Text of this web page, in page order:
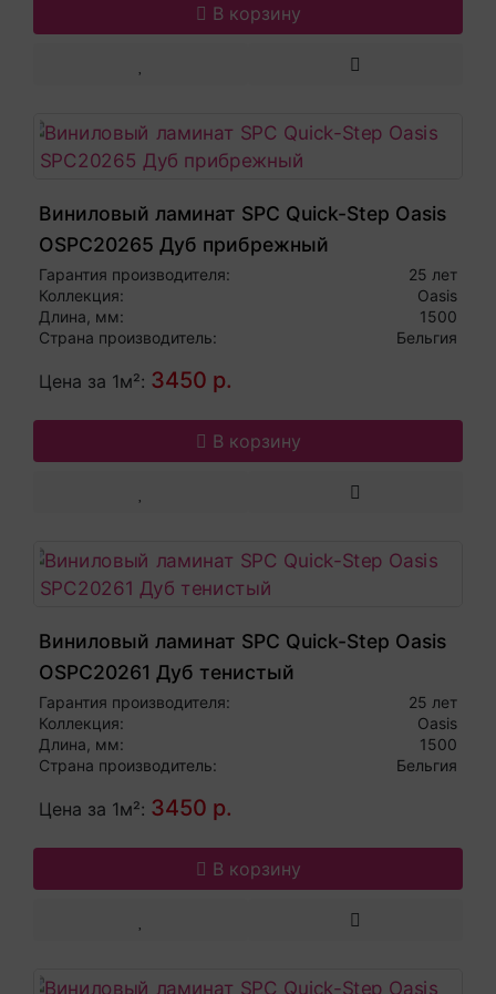
В корзину
Виниловый ламинат SPC Quick-Step Oasis
OSPC20265 Дуб прибрежный
Гарантия производителя:
25 лет
Коллекция:
Oasis
Длина, мм:
1500
Страна производитель:
Бельгия
Цена за 1м²: 3450 р.
В корзину
Виниловый ламинат SPC Quick-Step Oasis
OSPC20261 Дуб тенистый
Гарантия производителя:
25 лет
Коллекция:
Oasis
Длина, мм:
1500
Страна производитель:
Бельгия
Цена за 1м²: 3450 р.
В корзину